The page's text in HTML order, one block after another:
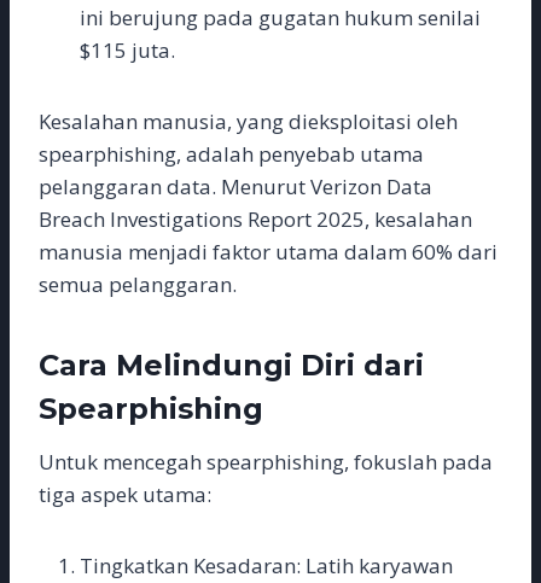
ini berujung pada gugatan hukum senilai
$115 juta.
Kesalahan manusia, yang dieksploitasi oleh
spearphishing, adalah penyebab utama
pelanggaran data. Menurut Verizon Data
Breach Investigations Report 2025, kesalahan
manusia menjadi faktor utama dalam 60% dari
semua pelanggaran.
Cara Melindungi Diri dari
Spearphishing
Untuk mencegah spearphishing, fokuslah pada
tiga aspek utama:
Tingkatkan Kesadaran: Latih karyawan